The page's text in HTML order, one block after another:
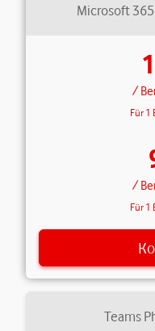
Microsoft
/
Für 1
/
Für 1
Teams